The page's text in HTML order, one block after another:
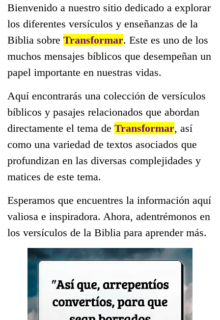
Bienvenido a nuestro sitio dedicado a explorar
los diferentes versículos y enseñanzas de la
Biblia sobre Transformar. Este es uno de los
muchos mensajes bíblicos que desempeñan un
papel importante en nuestras vidas.
Aquí encontrarás una colección de versículos
bíblicos y pasajes relacionados que abordan
directamente el tema de Transformar, así
como una variedad de textos asociados que
profundizan en las diversas complejidades y
matices de este tema.
Esperamos que encuentres la información aquí
valiosa e inspiradora. Ahora, adentrémonos en
los versículos de la Biblia para aprender más.